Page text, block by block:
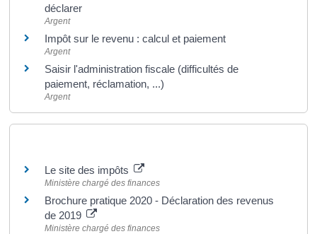
déclarer
Argent
Impôt sur le revenu : calcul et paiement
Argent
Saisir l'administration fiscale (difficultés de
paiement, réclamation, ...)
Argent
Le site des impôts
Ministère chargé des finances
Brochure pratique 2020 - Déclaration des revenus
de 2019
Ministère chargé des finances